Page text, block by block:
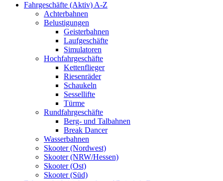
Fahrgeschäfte (Aktiv) A-Z
Achterbahnen
Belustigungen
Geisterbahnen
Laufgeschäfte
Simulatoren
Hochfahrgeschäfte
Kettenflieger
Riesenräder
Schaukeln
Sessellifte
Türme
Rundfahrgeschäfte
Berg- und Talbahnen
Break Dancer
Wasserbahnen
Skooter (Nordwest)
Skooter (NRW/Hessen)
Skooter (Ost)
Skooter (Süd)